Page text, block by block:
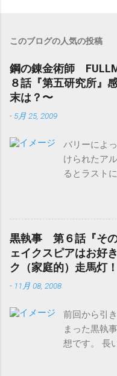
このブログの人気の投稿
鋼の錬金術師
８話『第五研究所』
末は？〜
- 5月 25, 2009
バリーによ
けられたア
るとラスト
所』感想で
発売日：
する 第五研
忍び込んだ
人のスライ
ーも鎧に魂
は、元殺人
黒執事 第６話『そ
ェイクスピアはお好
ク（家庭的）走馬灯
- 11月 08, 2008
前回から引
まった黒執
想です。 長
（原作読ん